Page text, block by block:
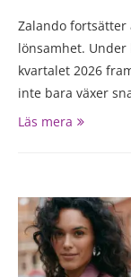
Zalando
lönsamhet.
kvartalet 2026
inte bara växer
Läs mera